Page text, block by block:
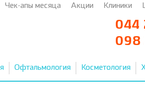
Чек-апы месяца Акции Клиники
044
098
Офтальмология Косметология